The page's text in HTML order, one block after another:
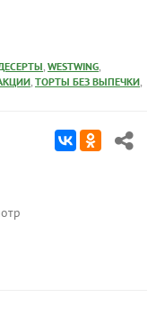
, WESTWING,
, ТОРТЫ БЕЗ ВЫПЕЧКИ,